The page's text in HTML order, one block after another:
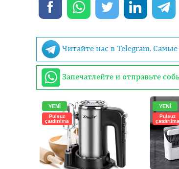
Читайте нас в Telegram.
Запечатлейте и отправьте